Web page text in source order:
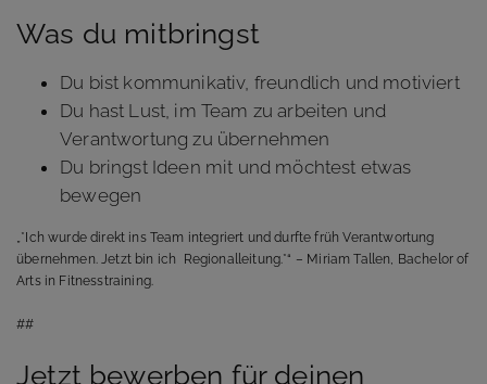
Was du mitbringst
Du bist kommunikativ, freundlich und motiviert
Du hast Lust, im Team zu arbeiten und
Verantwortung zu übernehmen
Du bringst Ideen mit und möchtest etwas
bewegen
„*Ich wurde direkt ins Team integriert und durfte früh Verantwortung
übernehmen. Jetzt bin ich Regionalleitung.*“ – Miriam Tallen, Bachelor of
Arts in Fitnesstraining.
##
Jetzt bewerben für deinen